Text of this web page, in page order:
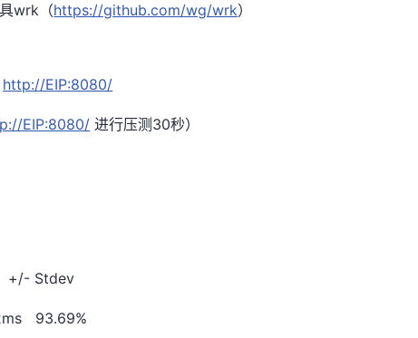
wrk（https://github.com/wg/wrk）
http://EIP:8080/
EIP:8080/ 进行压测30秒）
Stdev
93.69%